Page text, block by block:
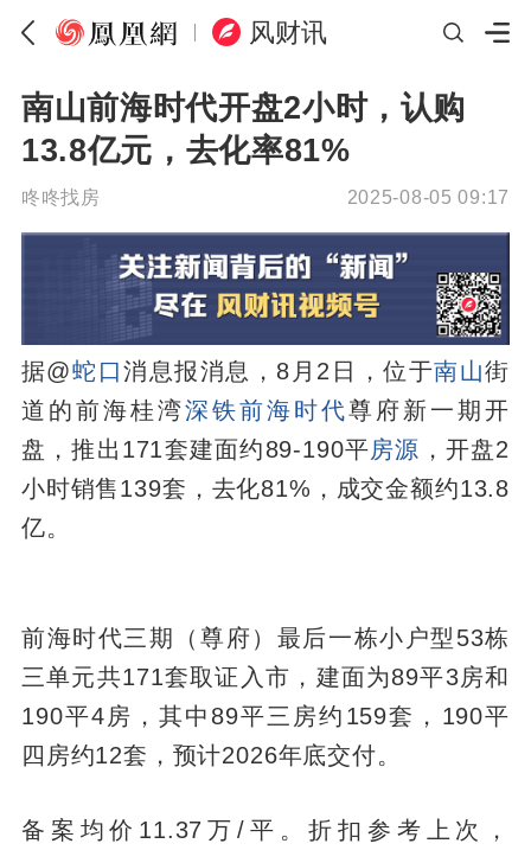
风财讯
南山前海时代开盘2小时，认购
13.8亿元，去化率81%
咚咚找房 2025-08-05 09:17
据@蛇口消息报消息，8月2日，位于南山街
道的前海桂湾深铁前海时代尊府新一期开
盘，推出171套建面约89-190平房源 ，开盘2
小时销售139套，去化81%，成交金额约13.8
亿。
前海时代三期（尊府）最后一栋小户型53栋
三单元共171套取证入市，建面为89平3房和
190平4房，其中89平三房约159套，190平
四房约12套，预计2026年底交付。
备案均价11.37万/平。折扣参考上次，